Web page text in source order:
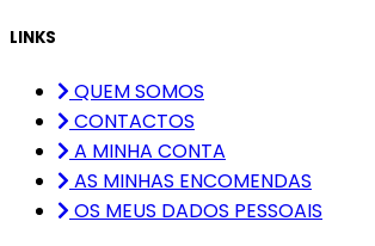
LINKS
QUEM SOMOS
CONTACTOS
A MINHA CONTA
AS MINHAS ENCOMENDAS
OS MEUS DADOS PESSOAIS